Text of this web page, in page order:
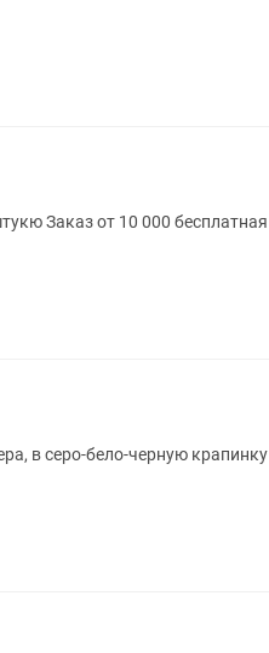
в черте
в серо-бело-черную крапинку